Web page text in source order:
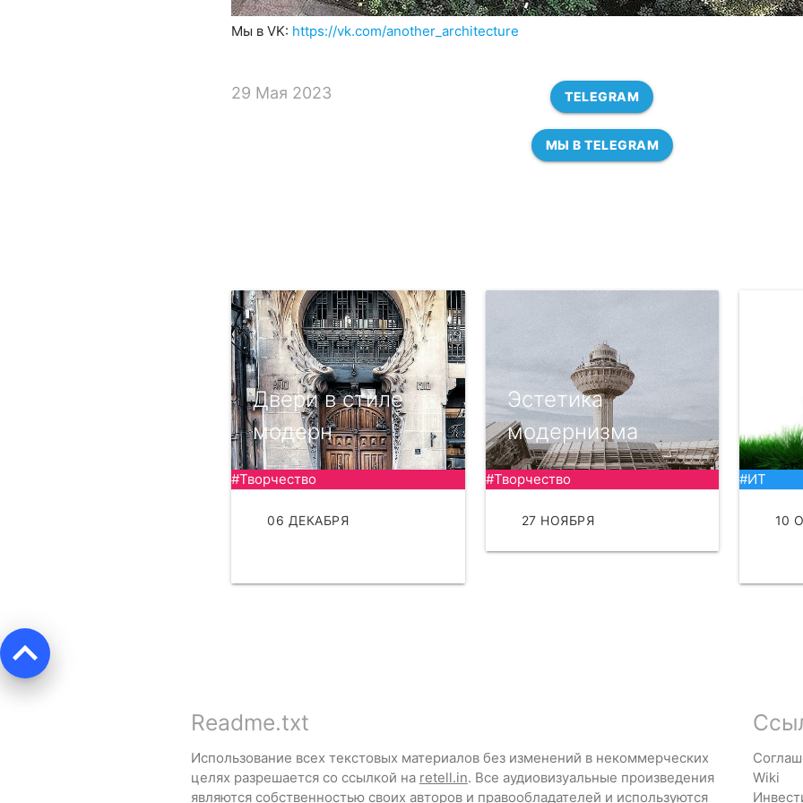
Мы в VK: https://vk.com/another_architecture
29 Мая 2023 TELEGRAM
МЫ В TELEGRAM
Двери в стиле
модерн
#Творчество
06 ДЕКАБРЯ
Эстетика
модернизма
#Творчество
27 НОЯБРЯ
#ИТ
10
keyboard_arrow_up
Readme.txt
Использование всех текстовых материалов без изменений в некоммерческих
целях разрешается со ссылкой на retell.in. Все аудиовизуальные произведения
являются собственностью своих авторов и правообладателей и используются
Wiki